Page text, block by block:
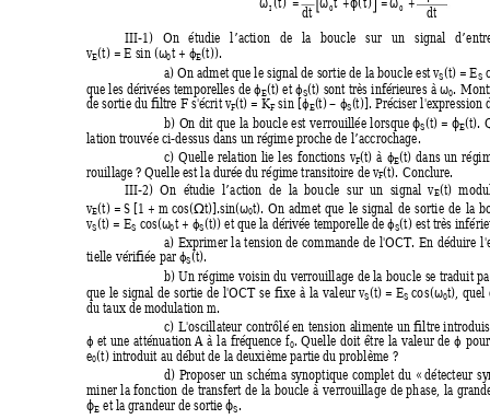
I
dt
dt
0 0
III-1) On étudie l’action de la boucle sur un signal
vE(t) = E sin (ω0t + ϕE(t)).
a) On admet que le signal de sortie de laboucleest vS(t) = ES
quelesdérivéestemporelles de ϕE(t)et ϕS(t) sonttrèsinférieures à ω0. M
de sortie du filtre Fs'écrit vF(t) = KF sin [ϕE(t) – ϕS(t)]. Préciser l'expression
b) On dit que la boucle est verrouillée lorsque ϕS(t) = ϕE(t).
lation trouvée ci-dessus dans un régime proche de l’accrochage.
c) Quelle relation lie les fonctions vF(t) à ϕE(t) dans un rég
rouillage ? Quelleest la durée du régime transitoire de vF(t). Conclure.
III-2) On étudie l’action de la boucle sur un signal vE(t)
vE(t) = S[1 + m cos(Ωt)].sin(ω0t). On admet que le signal de sortie de la
vS(t) = ES cos(ω0t + ϕS(t))et que la dérivée temporelle de ϕS(t)est très inférie
a) Exprimerlatensionde commande de l'OCT. En déduire l'
tielle vérifiée par ϕS(t).
b)Unrégime voisindu verrouillage dela boucle se traduit
que le signal de sortie de l'OCT se fixe à la valeur vS(t) = ES cos(ω0t), quel
du taux de modulation m.
c) L'oscillateur contrôléen tension alimente unfiltre
ϕ et une atténuation A à la fréquence f0. Quelle doit être la valeur de ϕ pour
e0(t) introduit au début de la deuxième partie du problème ?
d) Proposer un schéma synoptique complet du «détecteur sy
miner la fonction de transfert de la boucle à verrouillage de phase, la
ϕE et la grandeur de sortie ϕS.